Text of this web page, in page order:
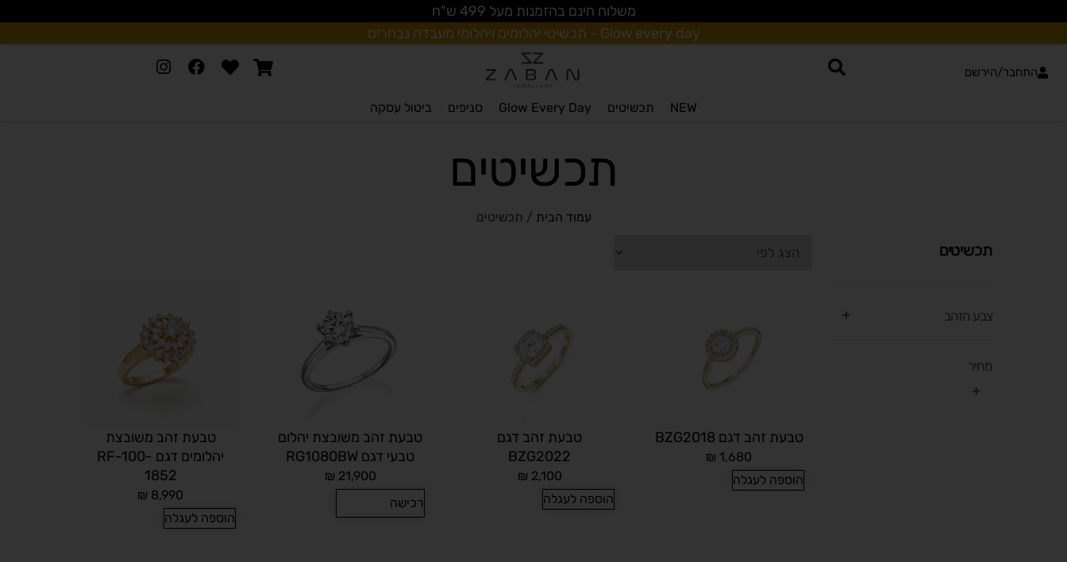
משלוח חינם בהזמנות מעל 499 ש"ח
Glow every day - תכשיטי יהלומים ויהלומי מעבדה נבחרים
התחבר/הירשם
NEW תכשיטים Glow Every Day סניפים ביטול עסקה
תכשיטים
עמוד הבית / תכשיטים
תכשיטים
צבע הזהב
מחיר
טבעת זהב דגם BZG2018
₪ 1,680
הוספה לעגלה
טבעת זהב דגם
BZG2022
₪ 2,100
הוספה לעגלה
טבעת זהב משובצת יהלום
טבעי דגם RG1080BW
₪ 21,900
טבעת זהב משובצת
יהלומים דגם RF-100-
1852
₪ 8,990
הוספה לעגלה